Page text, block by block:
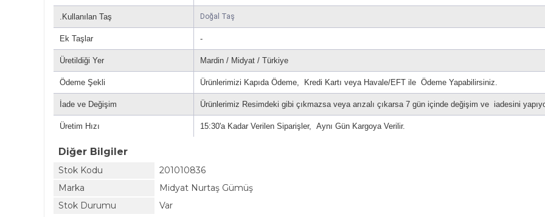
.Kullanılan Taş Doğal Taş
Ek Taşlar -
Üretildiği Yer Mardin / Midyat / Türkiye
Ödeme Şekli Ürünlerimizi Kapıda Ödeme, Kredi Kartı veya Havale/EFT ile Ödeme Yapabilirsiniz.
İade ve Değişim Ürünlerimiz Resimdeki gibi çıkmazsa veya arızalı çıkarsa 7 gün içinde değişim ve iadesini
Üretim Hızı 15:30'a Kadar Verilen Siparişler, Aynı Gün Kargoya Verilir.
Diğer Bilgiler
Stok Kodu
201010836
Marka
Midyat Nurtaş Gümüş
Stok Durumu
Var